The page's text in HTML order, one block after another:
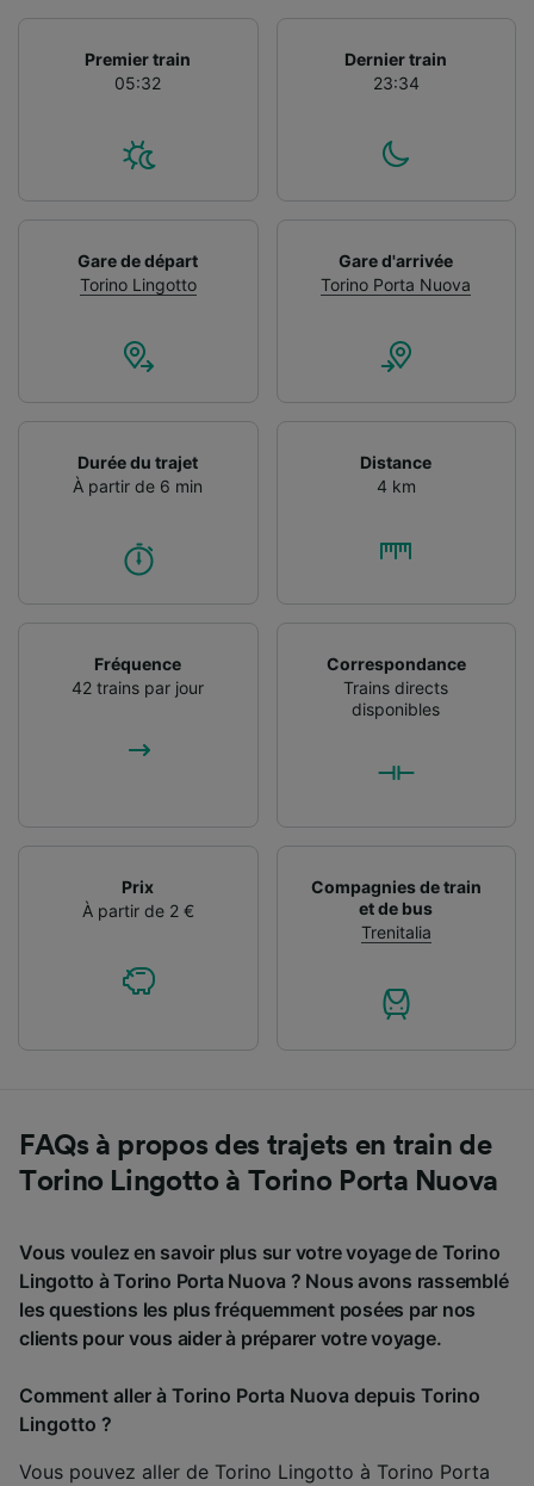
Premier train
05:32
Dernier train
23:34
Gare de départ
Torino Lingotto
Gare d'arrivée
Torino Porta Nuova
Durée du trajet
À partir de 6 min
Distance
4 km
Fréquence
42 trains par jour
Correspondance
Trains directs
disponibles
Prix
À partir de 2 €
Compagnies de train
et de bus
Trenitalia
FAQs à propos des trajets en train de
Torino Lingotto à Torino Porta Nuova
Vous voulez en savoir plus sur votre voyage de Torino
Lingotto à Torino Porta Nuova ? Nous avons rassemblé
les questions les plus fréquemment posées par nos
clients pour vous aider à préparer votre voyage.
Comment aller à Torino Porta Nuova depuis Torino
Lingotto ?
Vous pouvez aller de Torino Lingotto à Torino Porta